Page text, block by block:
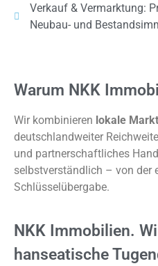
Verkauf & Vermarktung:
Neubau- und
Warum NKK
Wir kombinieren lokale
deutschlandweiter
und partnerschaftliches
selbstverständlich – von der
Schlüsselübergabe.
NKK Immobilien.
hanseatische